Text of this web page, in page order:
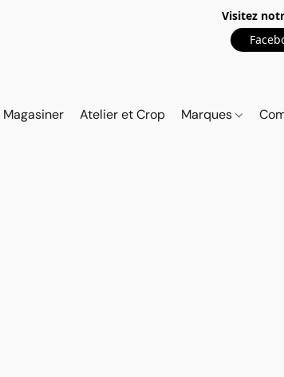
Visitez
Magasiner Atelier et Crop Marques